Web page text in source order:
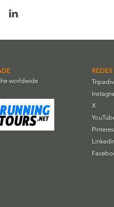
worldwide
REDES
X